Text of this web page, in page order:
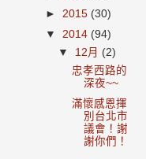
► 2015 (30)
▼ 2014 (94)
▼ 12月 (2)
忠孝西路的
深夜~~
滿懷感恩揮
別台北市
議會！謝
謝你們！